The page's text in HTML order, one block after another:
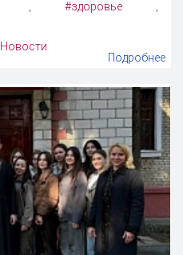
, #здоровье ,
Новости
Подробнее